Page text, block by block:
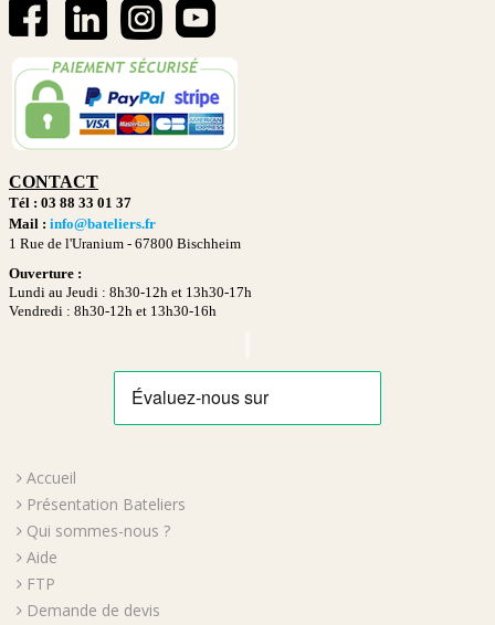
CONTACT
Tél : 03 88 33 01 37
Mail : info@bateliers.fr
1 Rue de l'Uranium - 67800 Bischheim
Ouverture :
Lundi au Jeudi : 8h30-12h et 13h30-17h
Vendredi : 8h30-12h et 13h30-16h
Accueil
Présentation Bateliers
Qui sommes-nous ?
Aide
FTP
Demande de devis